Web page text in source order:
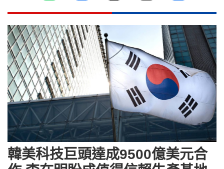
韓美科技巨頭達成9500億美元合